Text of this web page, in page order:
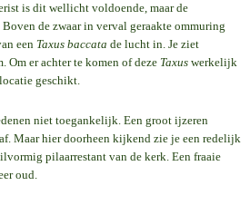
is dit wellicht voldoende, maar de
de zwaar in verval geraakte ommuring
een Taxus baccata de lucht in. Je ziet
Om er achter te komen of deze Taxus werkelijk
geschikt.
niet toegankelijk. Een groot ijzeren
Maar hier doorheen kijkend zie je een redelijk
pilaarrestant van de kerk. Een fraaie
oud.